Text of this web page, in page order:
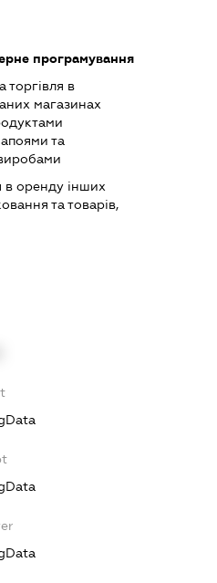
програмування
торгівля в
магазинах
та
оренду інших
та товарів,